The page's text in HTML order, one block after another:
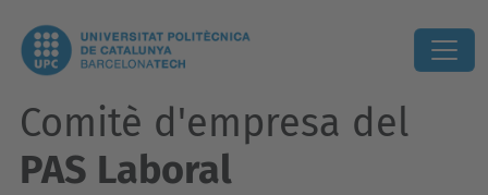
Comitè d'empresa del
PAS Laboral